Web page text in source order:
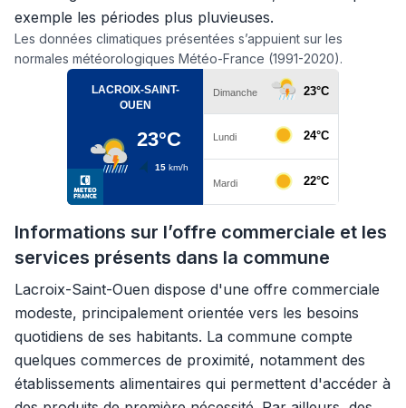
exemple les périodes plus pluvieuses.
Les données climatiques présentées s’appuient sur les
normales météorologiques Météo-France (1991-2020).
Informations sur l’offre commerciale et les
services présents dans la commune
Lacroix-Saint-Ouen dispose d'une offre commerciale
modeste, principalement orientée vers les besoins
quotidiens de ses habitants. La commune compte
quelques commerces de proximité, notamment des
établissements alimentaires qui permettent d'accéder à